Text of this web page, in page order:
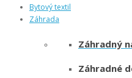
Bytový textil
Záhrada
Záhradný
Záhradné